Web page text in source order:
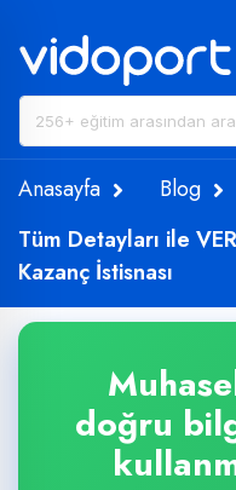
Anasayfa
Blog
Tüm Detayları ile
Kazanç İstisnası
doğru